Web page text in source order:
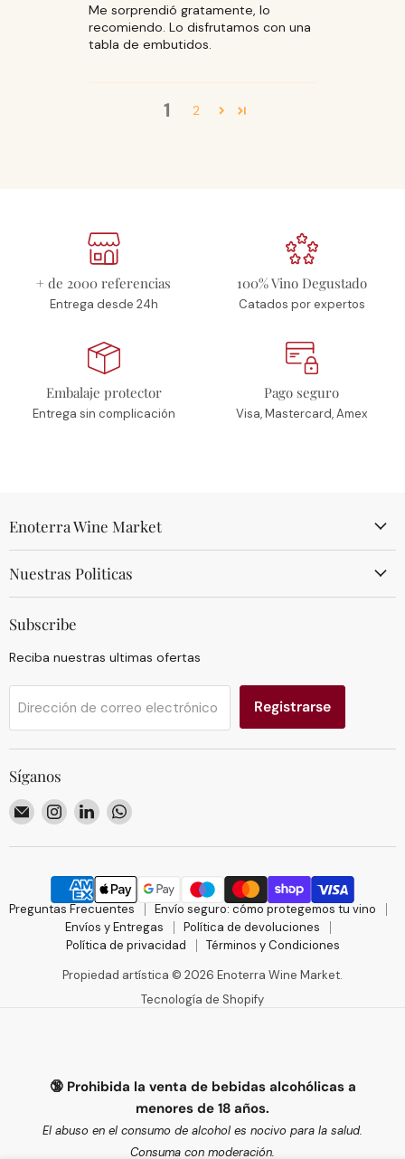
Me sorprendió gratamente, lo
recomiendo. Lo disfrutamos con una
tabla de embutidos.
1 2
+ de 2000 referencias
Entrega desde 24h
100% Vino Degustado
Catados por expertos
Embalaje protector
Entrega sin complicación
Pago seguro
Visa, Mastercard, Amex
Enoterra Wine Market
Nuestras Politicas
Subscribe
Reciba nuestras ultimas ofertas
Dirección de correo electrónico Registrarse
Síganos
Encuéntrenos
en
Correo
Encuéntrenos
en
Instagram
Encuéntrenos
en
LinkedIn
Encuéntrenos
WhatsApp
Preguntas Frecuentes
Envío seguro: cómo protegemos tu vino
Envíos y Entregas
Política de devoluciones
Política de privacidad
Términos y Condiciones
Propiedad artística © 2026 Enoterra Wine Market.
Tecnología de Shopify
🔞 Prohibida la venta de bebidas alcohólicas a
menores de 18 años.
El abuso en el consumo de alcohol es nocivo para la salud.
Consuma con moderación.